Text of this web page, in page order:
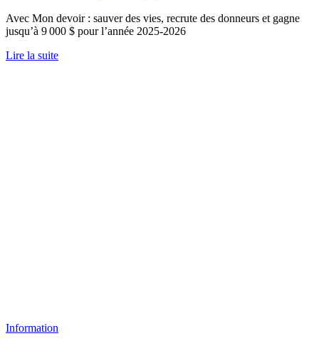
Avec Mon devoir : sauver des vies, recrute des donneurs et gagne
jusqu’à 9 000 $ pour l’année 2025-2026
Lire la suite
Information